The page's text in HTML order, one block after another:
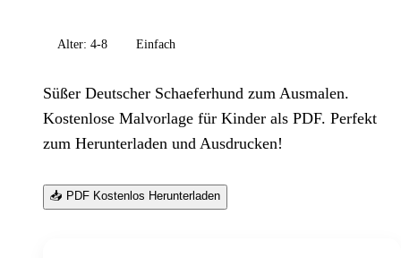
Alter: 4-8 Einfach
Süßer Deutscher Schaeferhund zum Ausmalen.
Kostenlose Malvorlage für Kinder als PDF. Perfekt
zum Herunterladen und Ausdrucken!
📥 PDF Kostenlos Herunterladen